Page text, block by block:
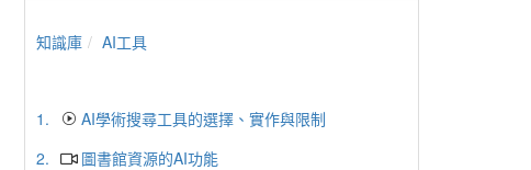
知識庫 AI工具
1.
AI學術搜尋工具的選擇、實作與限制
2.
圖書館資源的AI功能